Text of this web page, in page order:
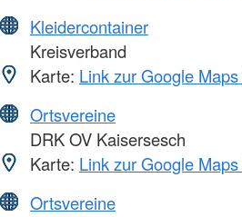
Kleidercontainer
Kreisverband
Karte: Link zur Google
Ortsvereine
DRK OV Kaisersesch
Karte: Link zur Google
Ortsvereine